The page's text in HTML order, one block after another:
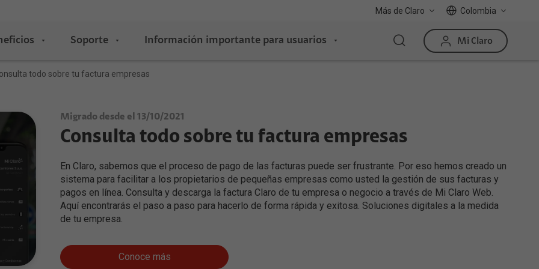
Más de Claro Colombia
con T-Resuelve
tu Mascota
con Claro Sync
Entretenimiento
Canales Premium
Claro gaming
Claro gaming cloud
inteligentes
5G
Soporte Información importante para usuarios
Indicadores de Calidad del Servicio
Soluciones Móviles
Radica aquí tu PQR
Nuevo portal PQR's
Procedimiento y Trámite de PQR's
Mi Claro
todo sobre tu factura empresas
Migrado desde el 13/10/2021
Consulta todo sobre tu factura empresas
En Claro, sabemos que el proceso de pago de las facturas puede ser frustrante. Por eso hemos creado un
sistema para facilitar a los propietarios de pequeñas empresas como usted la gestión de sus facturas y
pagos en línea. Consulta y descarga la factura Claro de tu empresa o negocio a través de Mi Claro Web.
Aquí encontrarás el paso a paso para hacerlo de forma rápida y exitosa. Soluciones digitales a la medida
de tu empresa.
Conoce más